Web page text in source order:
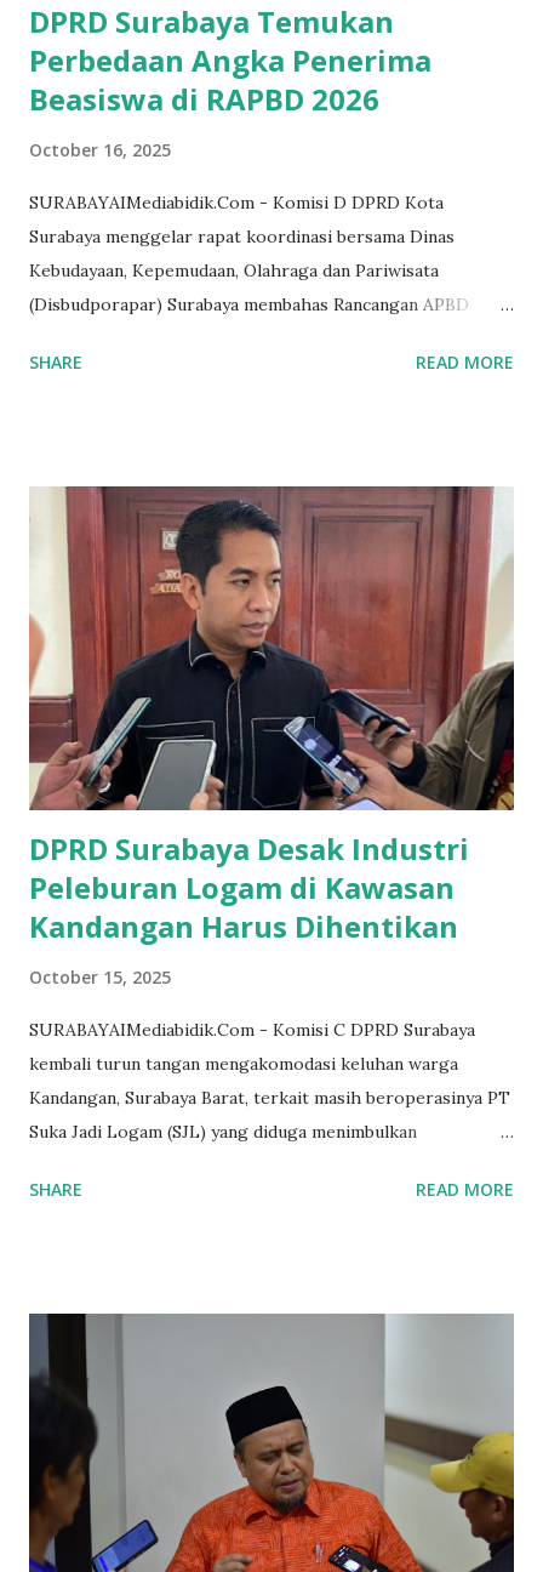
DPRD Surabaya Temukan
Perbedaan Angka Penerima
Beasiswa di RAPBD 2026
October 16, 2025
SURABAYAIMediabidik.Com - Komisi D DPRD Kota
Surabaya menggelar rapat koordinasi bersama Dinas
Kebudayaan, Kepemudaan, Olahraga dan Pariwisata
(Disbudporapar) Surabaya membahas Rancangan APBD
dr. Akmarawita Kadir, dan dihadiri oleh jajaran pejabat dinas
menilai kinerja pendapatan retribusi dinas masih belum
optimal. Anggota Komisi D, dr. Zuhrotul Mar'ah, menyoroti
adanya perbedaan signifikan pada rincian objek retribusi. Ia
mencatat beberapa pos anggaran yang dikurangi drastis,
seperti pos retribusi pemakaian fasilitas daerah. "Yang
awalnya 12 pos, ini jadi hanya 4 pos. Kemudian untuk
pemanfaatan aset awalnya 6 diganti jadi 14. Tapi kalau saya
lihat realisasinya misal pemakian Balai Budaya, sampai
Oktober saja sudah tercatat Rp1,55 miliar, sem...
SHARE READ MORE
DPRD Surabaya Desak Industri
Peleburan Logam di Kawasan
Kandangan Harus Dihentikan
October 15, 2025
SURABAYAIMediabidik.Com - Komisi C DPRD Surabaya
kembali turun tangan mengakomodasi keluhan warga
Kandangan, Surabaya Barat, terkait masih beroperasinya PT
Suka Jadi Logam (SJL) yang diduga menimbulkan
Rombongan dewan yang dipimpin Ketua Komisi C, Eri
Hidup (DLH) Surabaya dan Provinsi, Dinas Perindustrian,
Dinas Perizinan, Satpol PP, serta unsur Forkopimka seperti
Kapolsek dan Danramil. Komisi C juga menghadirkan
perwakilan warga dan pegiat lingkungan untuk memastikan
suara masyarakat terdengar langsung. Ketua Komisi C, Eri
Irawan, menegaskan bahwa sesuai hasil rapat bersama, izin
SHARE READ MORE